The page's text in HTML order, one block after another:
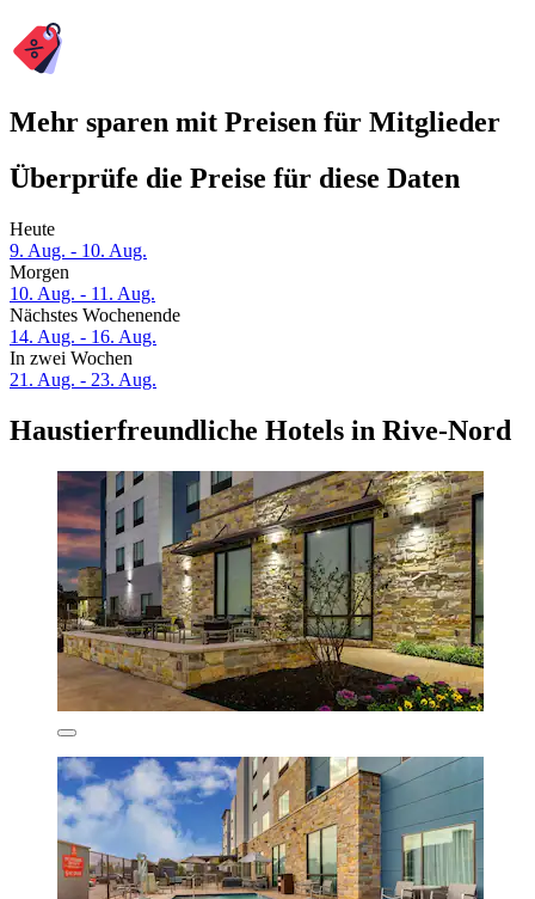
Mehr sparen mit Preisen für Mitglieder
Überprüfe die Preise für diese Daten
Heute
9. Aug. - 10. Aug.
Morgen
10. Aug. - 11. Aug.
Nächstes Wochenende
14. Aug. - 16. Aug.
In zwei Wochen
21. Aug. - 23. Aug.
Haustierfreundliche Hotels in Rive-Nord